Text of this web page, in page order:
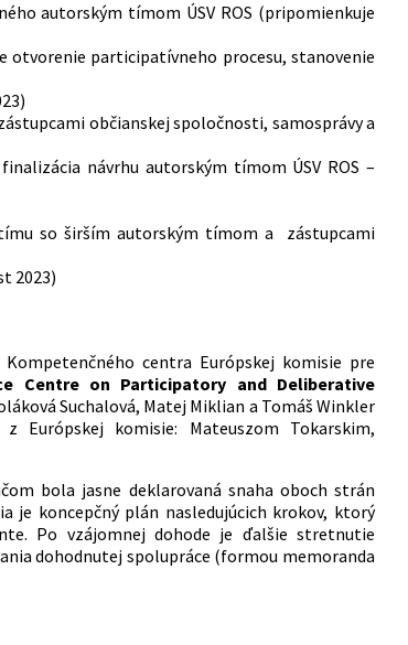
autorským tímom ÚSV ROS (pripomienkuje
otvorenie participatívneho procesu, stanovenie
občianskej spoločnosti, samosprávy a
návrhu autorským tímom ÚSV ROS –
so širším autorským tímom a zástupcami
2023)
centra Európskej komisie pre
Centre on Participatory and Deliberative
Suchalová, Matej Miklian a Tomáš Winkler
Európskej komisie: Mateuszom Tokarskim,
bola jasne deklarovaná snaha oboch strán
je koncepčný plán nasledujúcich krokov, ktorý
Po vzájomnej dohode je ďalšie stretnutie
dohodnutej spolupráce (formou memoranda